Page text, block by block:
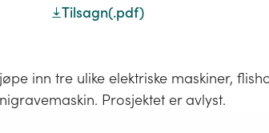
Tilsagn(.pdf)
inn tre ulike elektriske maskiner,
Prosjektet er avlyst.